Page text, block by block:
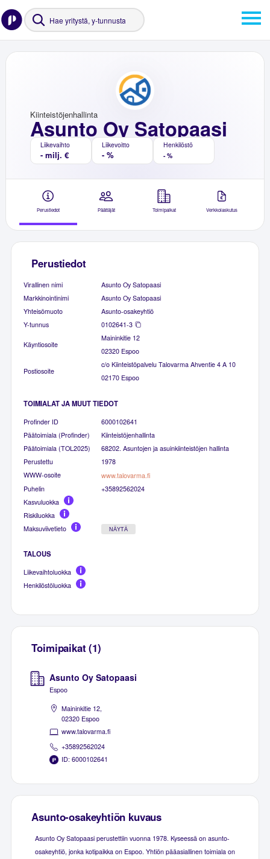
Asunto Oy Satopaasi
Kiinteistöjenhallinta
Liikevaihto
- milj. €
Liikevoitto
- %
Henkilöstö
- %
Perustiedot Päättäjät Toimipaikat Verkkolaskutus
Perustiedot
Virallinen nimi
Asunto Oy Satopaasi
Markkinointinimi
Asunto Oy Satopaasi
Yhteisömuoto
Asunto-osakeyhtiö
Y-tunnus
0102641-3
Käyntiosoite
Maininkitie 12
02320 Espoo
Postiosoite
c/o Kiinteistöpalvelu Talovarma Ahventie 4 A 10
02170 Espoo
TOIMIALAT JA MUUT TIEDOT
Profinder ID
6000102641
Päätoimiala (Profinder)
Kiinteistöjenhallinta
Päätoimiala (TOL2025)
68202. Asuntojen ja asuinkiinteistöjen hallinta
Perustettu
1978
WWW-osoite
www.talovarma.fi
Puhelin
+35892562024
Kasvuluokka
Riskiluokka
Maksuviivetieto
NÄYTÄ
TALOUS
Liikevaihtoluokka
Henkilöstöluokka
Toimipaikat (1)
Asunto Oy Satopaasi
Espoo
Maininkitie 12,
02320 Espoo
www.talovarma.fi
+35892562024
ID: 6000102641
Asunto-osakeyhtiön kuvaus
Asunto Oy Satopaasi perustettiin vuonna 1978. Kyseessä on asunto-
osakeyhtiö, jonka kotipaikka on Espoo. Yhtiön pääasiallinen toimiala on